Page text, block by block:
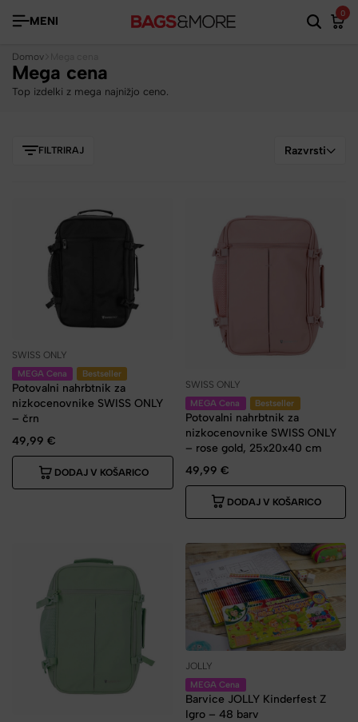
MENI
0
Mega cena
Domov
Top izdelki z mega najnižjo ceno.
FILTRIRAJ Razvrsti
SWISS ONLY
MEGA Cena Bestseller
Potovalni nahrbtnik za
nizkocenovnike SWISS ONLY
– črn
49,99 €
DODAJ V KOŠARICO
SWISS ONLY
MEGA Cena Bestseller
Potovalni nahrbtnik za
nizkocenovnike SWISS ONLY
– rose gold, 25x20x40 cm
49,99 €
DODAJ V KOŠARICO
JOLLY
MEGA Cena
Barvice JOLLY Kinderfest Z
Igro – 48 barv